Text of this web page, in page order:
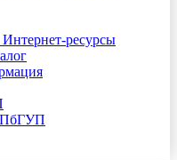
ресурсы